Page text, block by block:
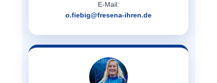
E-Mail:
o.fiebig@fresena-ihren.de